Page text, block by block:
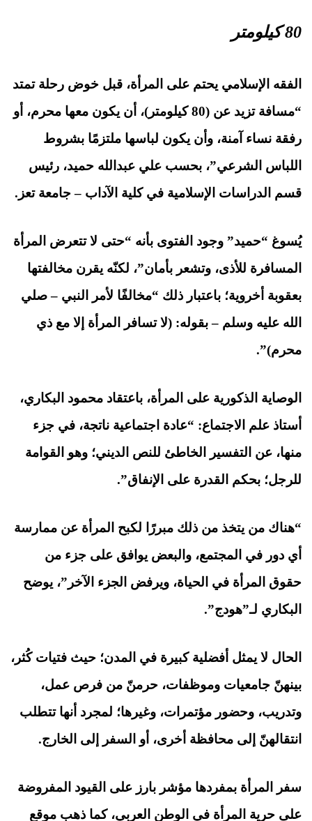
80كيلومتر
الفقه الإسلامي يحتم على المرأة، قبل خوض رحلة تمتد
“مسافة تزيد عن (80كيلومتر)، أن يكون معها محرم، أو
رفقة نساء آمنة، وأن يكون لباسها ملتزمًا بشروط
اللباس الشرعي”، بحسب علي عبدالله حميد، رئيس
قسم الدراسات الإسلامية في كلية الآداب –جامعة تعز.
يُسوغ “حميد” وجود الفتوى بأنه “حتى لا تتعرض المرأة
المسافرة للأذى، وتشعر بأمان”، لكنّه يقرن مخالفتها
بعقوبة أخروية؛ باعتبار ذلك “مخالفًا لأمر النبي – صلي
الله عليه وسلم – بقوله: (لا تسافر المرأة إلا مع ذي
محرم)”.
الوصاية الذكورية على المرأة، باعتقاد محمود البكاري،
أستاذ علم الاجتماع: “عادة اجتماعية ناتجة، في جزء
منها، عن التفسير الخاطئ للنص الديني؛ وهو القوامة
للرجل؛ بحكم القدرة على الإنفاق”.
“هناك من يتخذ من ذلك مبررًا لكبح المرأة عن ممارسة
أي دور في المجتمع، والبعض يوافق على جزء من
حقوق المرأة في الحياة، ويرفض الجزء الآخر”، يوضح
البكاري لـ”هودج”.
الحال لا يمثل أفضلية كبيرة في المدن؛ حيث فتيات كُثر،
بينهنّ جامعيات وموظفات، حرمنّ من فرص عمل،
وتدريب، وحضور مؤتمرات، وغيرها؛ لمجرد أنها تتطلب
انتقالهنّ إلى محافظة أخرى، أو السفر إلى الخارج.
سفر المرأة بمفردها مؤشر بارز على القيود المفروضة
على حرية المرأة في الوطن العربي، كما ذهب موقع